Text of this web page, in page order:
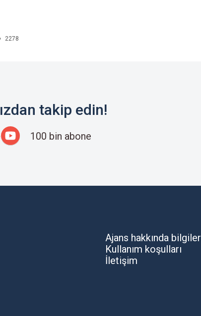
2278
takip edin!
100 bin abone
Ajans hakkında bilgiler
Kullanım koşulları
İletişim